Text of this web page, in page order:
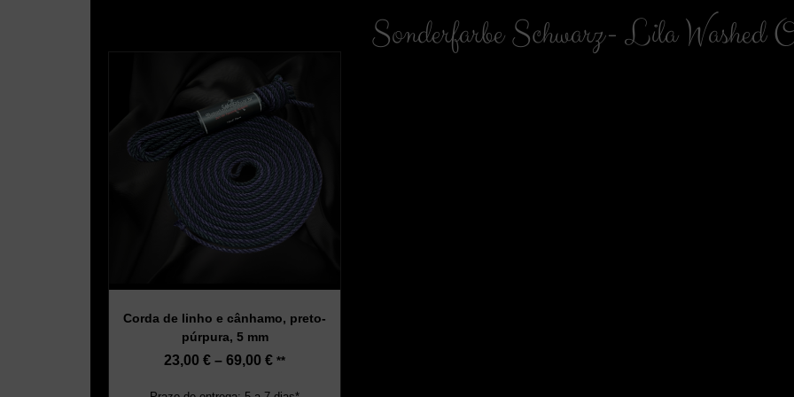
Sonderfarbe Schwarz- Lila Washed
Corda de linho e cânhamo, preto-
púrpura, 5 mm
23,00 € – 69,00 € **